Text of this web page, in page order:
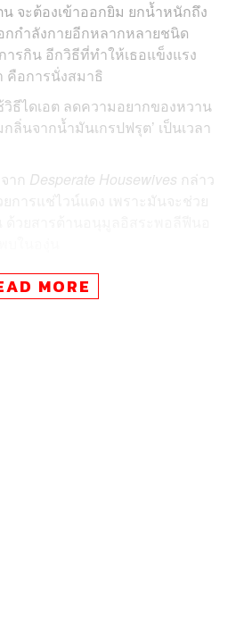
จะต้องเข้าออกยิม ยกน้ำหนักถึง
กกำลังกายอีกหลากหลายชนิด
รกิน อีกวิธีที่ทำให้เธอแข็งแรง
อการนั่งสมาธิ
วิธีไดเอต ลดความอยากของหวาน
ลิ่นจากน้ำมันเกรปฟรุต’ เป็นเวลา
าก Desperate Housewives กล่าว
าตาไปพร้อมๆ กับฝีมือ สิ่งนี้
MORE